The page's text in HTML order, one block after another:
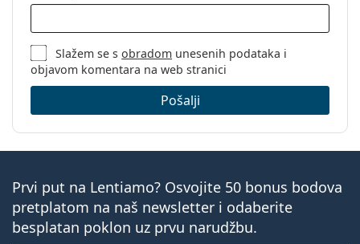
Slažem se sobradom unesenih podataka i
objavom komentara na web stranici
Pošalji
Prvi put na Lentiamo? Osvojite 50 bonus bodova
pretplatom na naš newsletter i odaberite
besplatan poklon uz prvu narudžbu.